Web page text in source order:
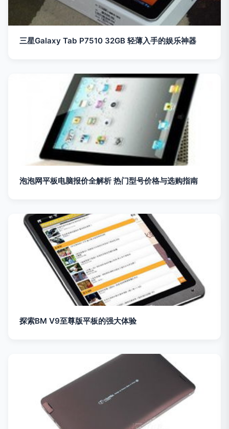
三星Galaxy Tab P7510 32GB 轻薄入手的娱乐神器
泡泡网平板电脑报价全解析 热门型号价格与选购指南
探索BM V9至尊版平板的强大体验